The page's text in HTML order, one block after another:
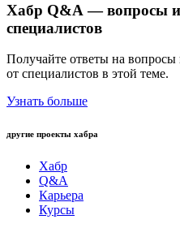
Хабр Q&A — вопросы и
специалистов
Получайте ответы на
от специалистов в этой теме.
Узнать больше
другие проекты хабра
Хабр
Q&A
Карьера
Курсы